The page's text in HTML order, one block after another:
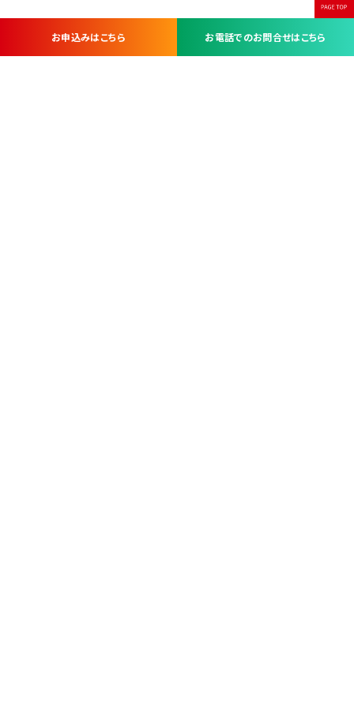
お申込みはこちら お電話でのお問合せはこちら